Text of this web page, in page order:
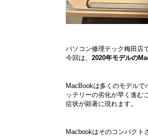
パソコン修理テック梅田店
今回は、 2020年モデルの
MacBookは多くのモデル
ッテリーの劣化が早く進む
症状が顕著に現れます。
Macbookはそのコンパクト